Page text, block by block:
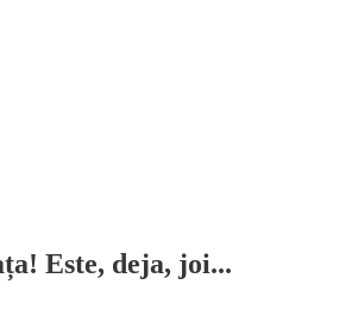
Este, deja, joi...